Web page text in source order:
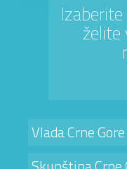
želite
Vlada Crne Gore